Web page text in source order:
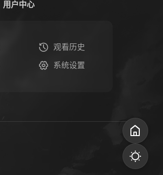
用户中心
观看历史
系统设置